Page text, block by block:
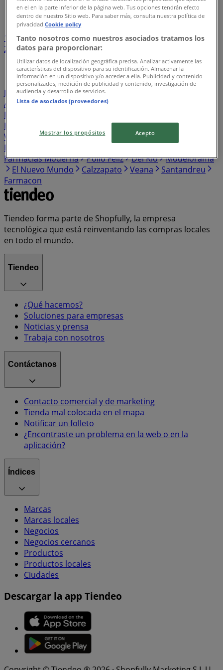
Índice de negocios en San José del Cabo
1
...
2
456
26
BetterWare
Tecnolite Fresko Pizza Hut
Oggi
Jeans
Knova Pirma Samsung
Alitas
Adosa Skechers Promoda
Isidro y San Borja
Build-A-Bear
Providencia
Terramar Brands
Walmart Express
Puma Victorinox Scorpion
Era
Farmacias Moderna
Pollo Feliz Del Rio
Modelorama
El Nuevo Mundo
Calzzapato Veana
Santandreu
Farmacon
Tiendeo forma parte de Shopfully, la empresa
tecnológica que está reinventando las compras locales
en todo el mundo.
Tiendeo
¿Qué hacemos?
Soluciones para empresas
Noticias y prensa
Trabaja con nosotros
Contáctanos
Contacto comercial y de marketing
Tienda mal colocada en el mapa
Notificar un folleto
¿Encontraste un problema en la web o en la
aplicación?
Índices
Marcas
Marcas locales
Negocios
Negocios cercanos
Productos
Productos locales
Ciudades
Descargar la app Tiendeo
en el en la parte inferior de la página web. Tus opciones tendrán efecto
dentro de nuestro Sitio web. Para saber más, consulta nuestra política de
privacidad.Cookie policy
Tanto nosotros como nuestros asociados tratamos los
datos para proporcionar:
Utilizar datos de localización geográfica precisa. Analizar activamente las
características del dispositivo para su identificación. Almacenar la
información en un dispositivo y/o acceder a ella. Publicidad y contenido
personalizados, medición de publicidad y contenido, investigación de
audiencia y desarrollo de servicios.
Lista de asociados (proveedores)
Mostrar los propósitos Acepto